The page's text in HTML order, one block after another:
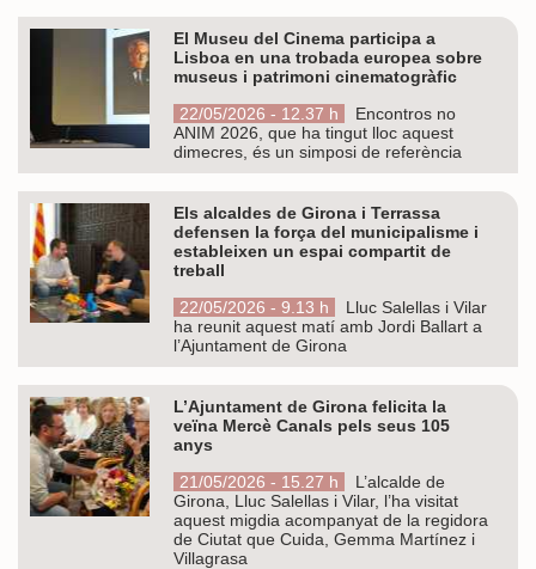
El Museu del Cinema participa a
Lisboa en una trobada europea sobre
museus i patrimoni cinematogràfic
22/05/2026 - 12.37 h
Encontros no
ANIM 2026, que ha tingut lloc aquest
dimecres, és un simposi de referència
Els alcaldes de Girona i Terrassa
defensen la força del municipalisme i
estableixen un espai compartit de
treball
22/05/2026 - 9.13 h
Lluc Salellas i Vilar
ha reunit aquest matí amb Jordi Ballart a
l’Ajuntament de Girona
L’Ajuntament de Girona felicita la
veïna Mercè Canals pels seus 105
anys
21/05/2026 - 15.27 h
L’alcalde de
Girona, Lluc Salellas i Vilar, l’ha visitat
aquest migdia acompanyat de la regidora
de Ciutat que Cuida, Gemma Martínez i
Villagrasa